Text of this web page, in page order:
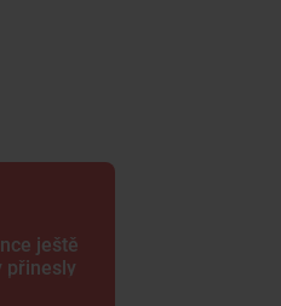
ještě
přinesly